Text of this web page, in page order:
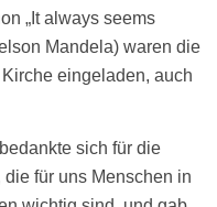
„It always seems
Mandela) waren die
eingeladen, auch
sich für die
für uns Menschen in